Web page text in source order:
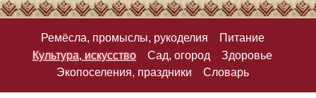
Ремёсла, промыслы, рукоделия
Питание
Культура, искусство
Сад, огород
Здоровье
Экопоселения, праздники
Словарь